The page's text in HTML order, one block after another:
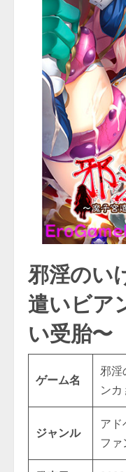
邪淫のい
遣いビア
い受胎〜
ゲーム名
邪淫
ン
ジャンル
アド
ファ